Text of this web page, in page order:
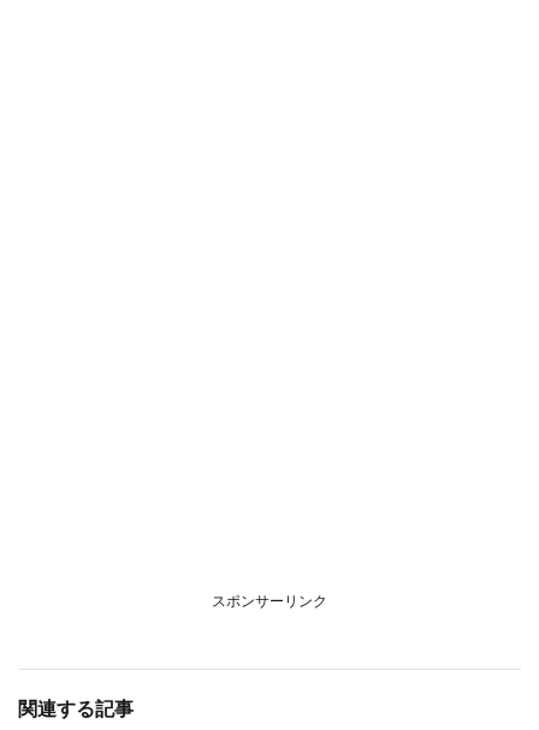
スポンサーリンク
関連する記事